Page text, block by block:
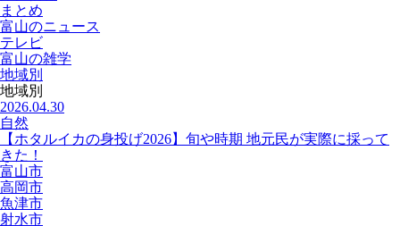
まとめ
富山のニュース
テレビ
富山の雑学
地域別
地域別
2026.04.30
自然
【ホタルイカの身投げ2026】旬や時期 地元民が実際に採って
きた！
富山市
高岡市
魚津市
射水市